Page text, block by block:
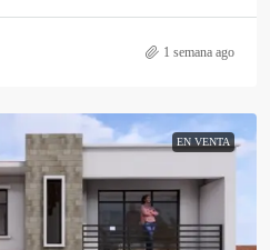
1 semana ago
EN VENTA